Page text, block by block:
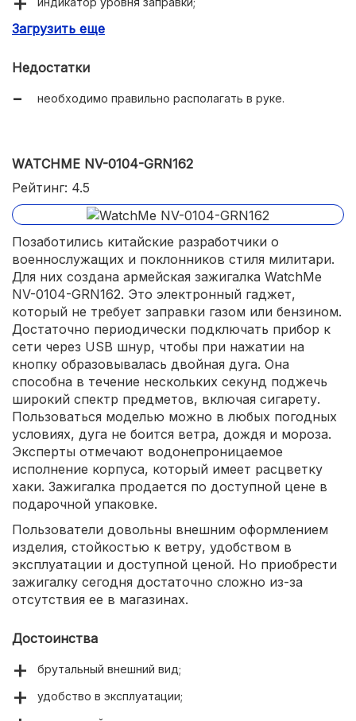
доступная цена.
Загрузить еще
Недостатки
необходимо правильно располагать в руке.
WATCHME NV-0104-GRN162
Рейтинг: 4.5
Позаботились китайские разработчики о
военнослужащих и поклонников стиля милитари.
Для них создана армейская зажигалка WatchMe
NV-0104-GRN162. Это электронный гаджет,
который не требует заправки газом или бензином.
Достаточно периодически подключать прибор к
сети через USB шнур, чтобы при нажатии на
кнопку образовывалась двойная дуга. Она
способна в течение нескольких секунд поджечь
широкий спектр предметов, включая сигарету.
Пользоваться моделью можно в любых погодных
условиях, дуга не боится ветра, дождя и мороза.
Эксперты отмечают водонепроницаемое
исполнение корпуса, который имеет расцветку
хаки. Зажигалка продается по доступной цене в
подарочной упаковке.
Пользователи довольны внешним оформлением
изделия, стойкостью к ветру, удобством в
эксплуатации и доступной ценой. Но приобрести
зажигалку сегодня достаточно сложно из-за
отсутствия ее в магазинах.
Достоинства
брутальный внешний вид;
удобство в эксплуатации;